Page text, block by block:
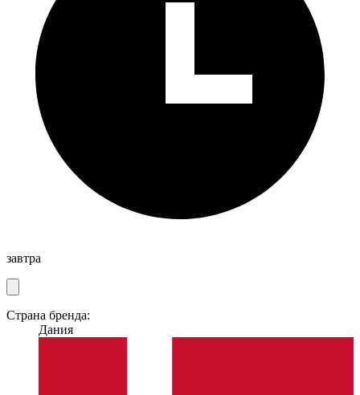
завтра
Страна бренда:
Дания